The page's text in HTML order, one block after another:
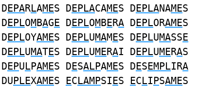
DEPARLAMES DEPLACAMES DEPLANAMES
DEPLOMBAGE DEPLOMBERA DEPLORAMES
DEPLOYAMES DEPLUMAMES DEPLUMASSE
DEPLUMATES DEPLUMERAI DEPLUMERAS
DEPULPAMES DESALPAMES DESEMPLIRA
DUPLEXAMES ECLAMPSIES ECLIPSAMES